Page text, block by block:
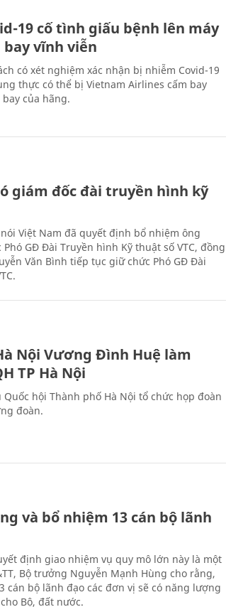
19 cố tình giấu bệnh lên máy
vĩnh viễn
có xét nghiệm xác nhận bị nhiễm Covid-19
thực có thể bị Vietnam Airlines cấm bay
của hãng.
giám đốc đài truyền hình kỹ
Việt Nam đã quyết định bổ nhiệm ông
GĐ Đài Truyền hình Kỹ thuật số VTC, đồng
Văn Bình tiếp tục giữ chức Phó GĐ Đài
Nội Vương Đình Huệ làm
TP Hà Nội
hội Thành phố Hà Nội tổ chức họp đoàn
đoàn.
và bổ nhiệm 13 cán bộ lãnh
định giao nhiệm vụ quy mô lớn này là một
Bộ trưởng Nguyễn Mạnh Hùng cho rằng,
cán bộ lãnh đạo các đơn vị sẽ có năng lượng
Bộ, đất nước.